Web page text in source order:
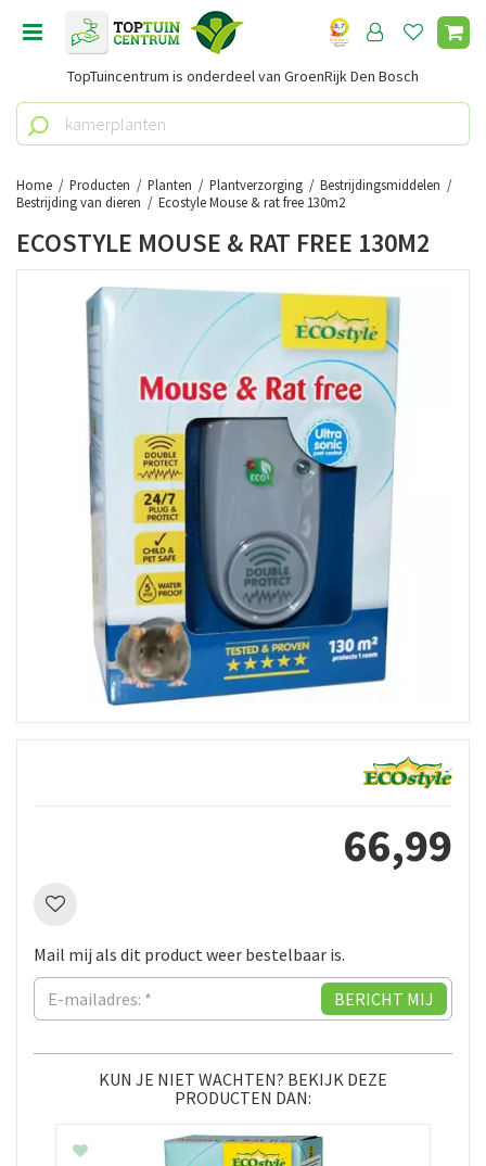
Home Producten Planten Plantverzorging
Bestrijdingsmiddelen
Bestrijding van dieren
Ecostyle Mouse & rat free 130m2
TopTuincentrum is onderdeel van GroenRijk Den Bosch
ECOSTYLE MOUSE & RAT FREE 130M2
66,99
Mail mij als dit product weer bestelbaar is.
KUN JE NIET WACHTEN? BEKIJK DEZE
PRODUCTEN DAN: